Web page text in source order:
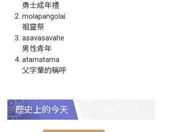
勇士成年禮
molapangolai
祖靈祭
asavasavahe
男性青年
atamatama
父字輩的稱呼
歷史上的今天